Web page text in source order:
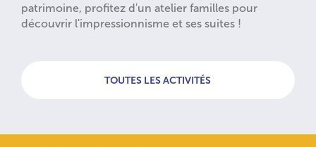
patrimoine, profitez d'un atelier familles pour
découvrir l'impressionnisme et ses suites !
TOUTES LES ACTIVITÉS